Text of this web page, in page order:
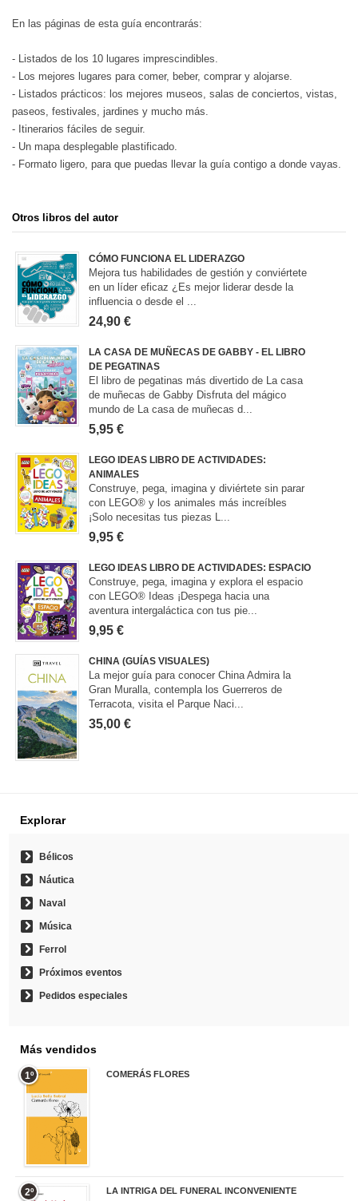
En las páginas de esta guía encontrarás:
- Listados de los 10 lugares imprescindibles.
- Los mejores lugares para comer, beber, comprar y alojarse.
- Listados prácticos: los mejores museos, salas de conciertos, vistas,
paseos, festivales, jardines y mucho más.
- Itinerarios fáciles de seguir.
- Un mapa desplegable plastificado.
- Formato ligero, para que puedas llevar la guía contigo a donde vayas.
Otros libros del autor
CÓMO FUNCIONA EL LIDERAZGO
Mejora tus habilidades de gestión y conviértete
en un líder eficaz ¿Es mejor liderar desde la
influencia o desde el ...
24,90 €
LA CASA DE MUÑECAS DE GABBY - EL LIBRO
DE PEGATINAS
El libro de pegatinas más divertido de La casa
de muñecas de Gabby Disfruta del mágico
mundo de La casa de muñecas d...
5,95 €
LEGO IDEAS LIBRO DE ACTIVIDADES:
ANIMALES
Construye, pega, imagina y diviértete sin parar
con LEGO® y los animales más increíbles
¡Solo necesitas tus piezas L...
9,95 €
LEGO IDEAS LIBRO DE ACTIVIDADES: ESPACIO
Construye, pega, imagina y explora el espacio
con LEGO® Ideas ¡Despega hacia una
aventura intergaláctica con tus pie...
9,95 €
CHINA (GUÍAS VISUALES)
La mejor guía para conocer China Admira la
Gran Muralla, contempla los Guerreros de
Terracota, visita el Parque Naci...
35,00 €
Explorar
Bélicos
Náutica
Naval
Música
Ferrol
Próximos eventos
Pedidos especiales
Más vendidos
1º COMERÁS FLORES
2º LA INTRIGA DEL FUNERAL INCONVENIENTE